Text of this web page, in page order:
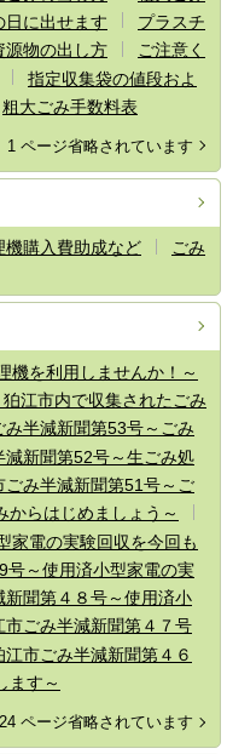
日に出せます
プラスチ
源物の出し方
ご注意く
指定収集袋の値段およ
粗大ごみ手数料表
1 ページ省略されています
機購入費助成など
ごみ
機を利用しませんか！～
江市内で収集されたごみ
み半減新聞第53号～ごみ
減新聞第52号～生ごみ処
ごみ半減新聞第51号～ご
からはじめましょう～
家電の実験回収を今回も
号～使用済小型家電の実
新聞第４８号～使用済小
市ごみ半減新聞第４７号
江市ごみ半減新聞第４６
ます～
24 ページ省略されています